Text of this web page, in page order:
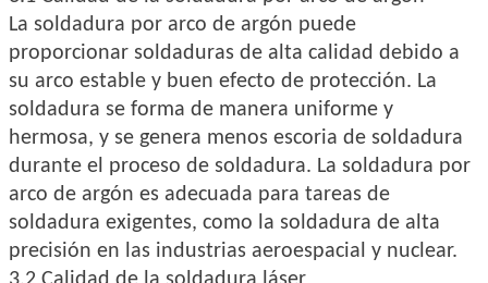
La soldadura por arco de argón puede
proporcionar soldaduras de alta calidad debido a
su arco estable y buen efecto de protección. La
soldadura se forma de manera uniforme y
hermosa, y se genera menos escoria de soldadura
durante el proceso de soldadura. La soldadura por
arco de argón es adecuada para tareas de
soldadura exigentes, como la soldadura de alta
precisión en las industrias aeroespacial y nuclear.